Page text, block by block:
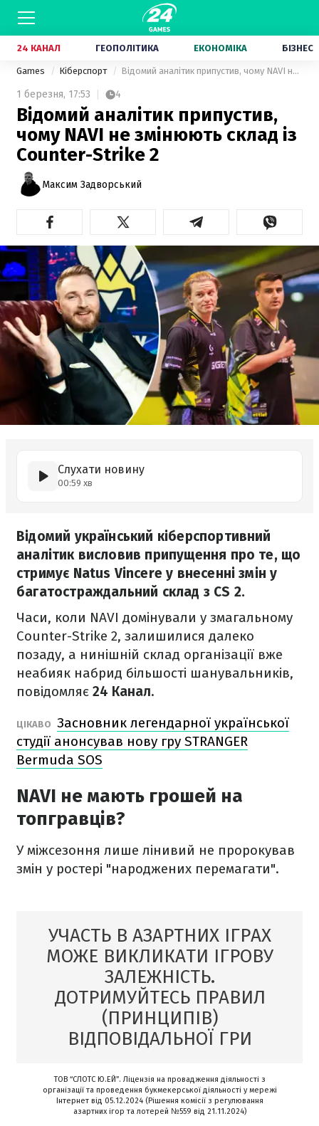
24 КАНАЛ ГЕОПОЛІТИКА ЕКОНОМІКА БІЗНЕС
Games Кіберспорт Відомий аналітик припустив, чому NAVI не змінюють склад із Counter-Strike 2
1 березня, 17:53 4
Відомий аналітик припустив,
чому NAVI не змінюють склад із
Counter-Strike 2
Максим Задворський
Слухати новину
00:59 хв
Відомий український кіберспортивний
аналітик висловив припущення про те, що
стримує Natus Vincere у внесенні змін у
багатостраждальний склад з CS 2.
Часи, коли NAVI домінували у змагальному
Counter-Strike 2, залишилися далеко
позаду, а нинішній склад організації вже
неабияк набрид більшості шанувальників,
повідомляє 24 Канал.
ЦІКАВО Засновник легендарної української
студії анонсував нову гру STRANGER
Bermuda SOS
NAVI не мають грошей на
топгравців?
У міжсезоння лише лінивий не пророкував
змін у ростері "народжених перемагати".
УЧАСТЬ В АЗАРТНИХ ІГРАХ
МОЖЕ ВИКЛИКАТИ ІГРОВУ
ЗАЛЕЖНІСТЬ.
ДОТРИМУЙТЕСЬ ПРАВИЛ
(ПРИНЦИПІВ)
ВІДПОВІДАЛЬНОЇ ГРИ
ТОВ “СЛОТС Ю.ЕЙ”. Ліцензія на провадження діяльності з
організації та проведення букмекерської діяльності у мережі
Інтернет від 05.12.2024 (Рішення комісії з регулювання
азартних ігор та лотерей №559 від 21.11.2024)